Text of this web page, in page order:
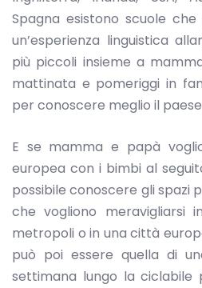
Spagna esistono scuole
un’esperienza linguistica
più piccoli insieme a
mattinata e pomeriggi in
per conoscere meglio il
E se mamma e papà
europea con i bimbi al
possibile conoscere gli spazi
che vogliono meravigliarsi
metropoli o in una città
può poi essere quella di
settimana lungo la ciclabile